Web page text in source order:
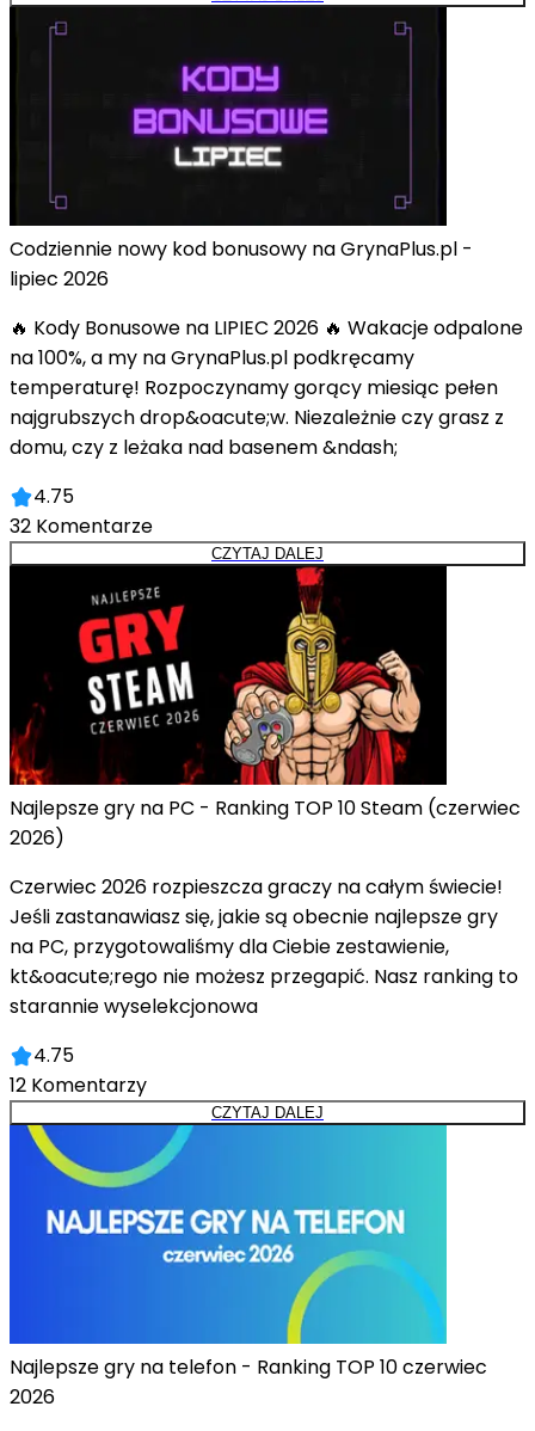
Codziennie nowy kod bonusowy na GrynaPlus.pl -
lipiec 2026
🔥 Kody Bonusowe na LIPIEC 2026 🔥 Wakacje odpalone
na 100%, a my na GrynaPlus.pl podkręcamy
temperaturę! Rozpoczynamy gorący miesiąc pełen
najgrubszych drop&oacute;w. Niezależnie czy grasz z
domu, czy z leżaka nad basenem &ndash;
4.75
32 Komentarze
CZYTAJ DALEJ
Najlepsze gry na PC - Ranking TOP 10 Steam (czerwiec
2026)
Czerwiec 2026 rozpieszcza graczy na całym świecie!
Jeśli zastanawiasz się, jakie są obecnie najlepsze gry
na PC, przygotowaliśmy dla Ciebie zestawienie,
kt&oacute;rego nie możesz przegapić. Nasz ranking to
starannie wyselekcjonowa
4.75
12 Komentarzy
CZYTAJ DALEJ
Najlepsze gry na telefon - Ranking TOP 10 czerwiec
2026